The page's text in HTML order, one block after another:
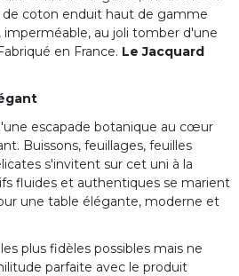
de coton enduit haut de gamme
imperméable, au joli tomber d'une
en France. Le Jacquard
escapade botanique au cœur
Buissons, feuillages, feuilles
s'invitent sur cet uni à la
fluides et authentiques se marient
une table élégante, moderne et
plus fidèles possibles mais ne
parfaite avec le produit